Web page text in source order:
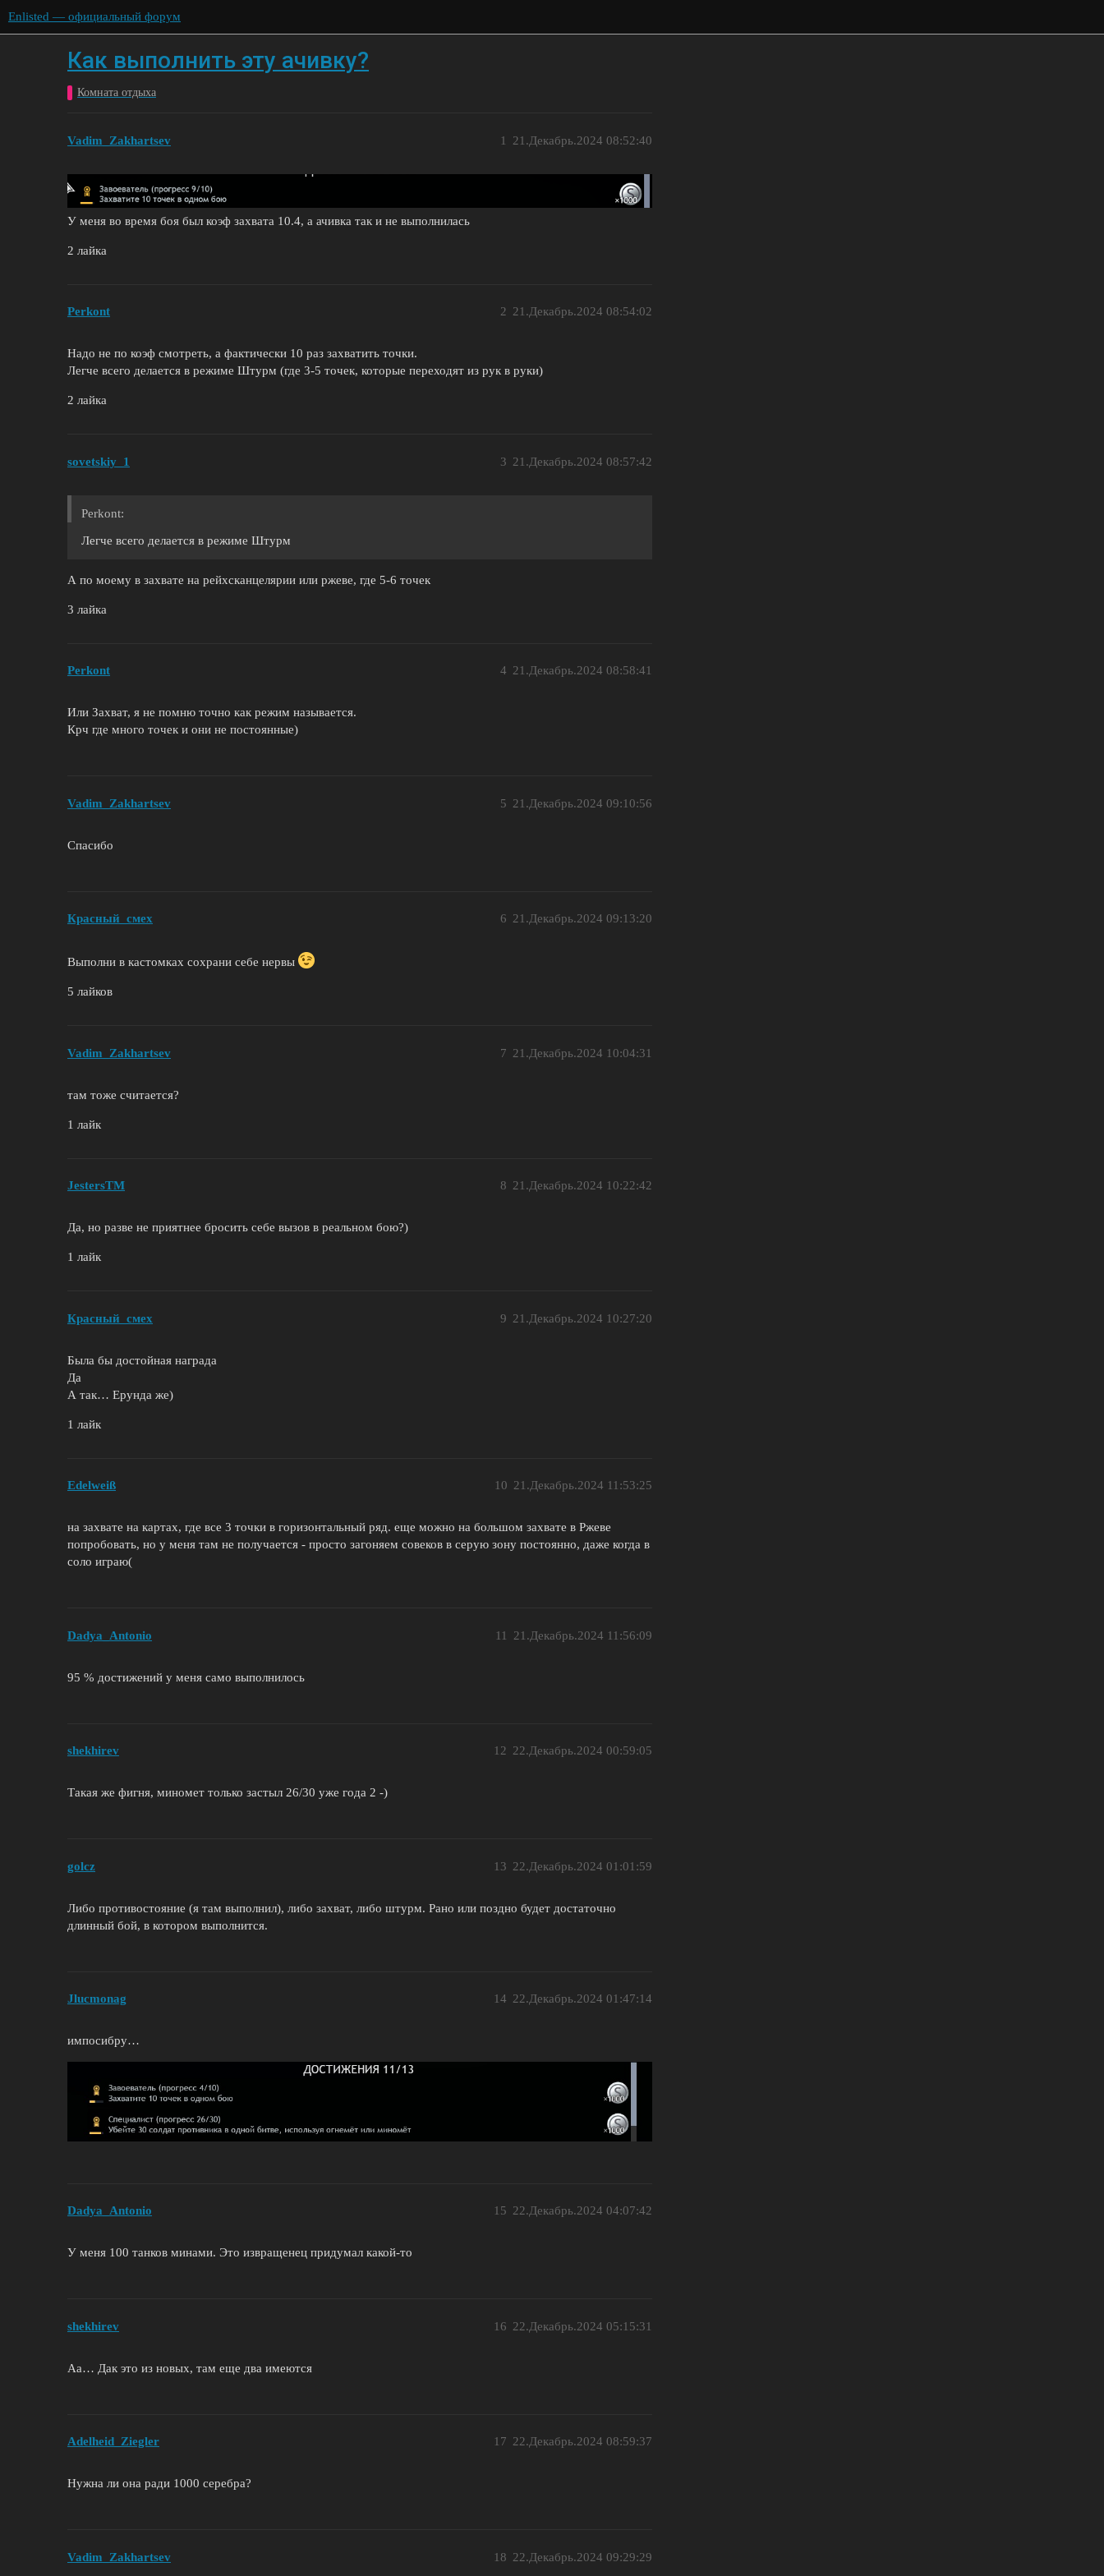
Enlisted — официальный форум
Как выполнить эту ачивку?
Комната отдыха
Vadim_Zakhartsev 21.Декабрь.2024 08:52:40
1
У меня во время боя был коэф захвата 10.4, а ачивка так и не выполнилась
2 лайка
Perkont 21.Декабрь.2024 08:54:02
2
Надо не по коэф смотреть, а фактически 10 раз захватить точки.
Легче всего делается в режиме Штурм (где 3-5 точек, которые переходят из рук в руки)
2 лайка
sovetskiy_1 21.Декабрь.2024 08:57:42
3
Perkont:
Легче всего делается в режиме Штурм
А по моему в захвате на рейхсканцелярии или ржеве, где 5-6 точек
3 лайка
Perkont 21.Декабрь.2024 08:58:41
4
Или Захват, я не помню точно как режим называется.
Крч где много точек и они не постоянные)
Vadim_Zakhartsev 21.Декабрь.2024 09:10:56
5
Спасибо
Красный_смех 21.Декабрь.2024 09:13:20
6
Выполни в кастомках сохрани себе нервы
5 лайков
Vadim_Zakhartsev 21.Декабрь.2024 10:04:31
7
там тоже считается?
1 лайк
JestersTM 21.Декабрь.2024 10:22:42
8
Да, но разве не приятнее бросить себе вызов в реальном бою?)
1 лайк
Красный_смех 21.Декабрь.2024 10:27:20
9
Была бы достойная награда
Да
А так… Ерунда же)
1 лайк
Еdelweiß 21.Декабрь.2024 11:53:25
10
на захвате на картах, где все 3 точки в горизонтальный ряд. еще можно на большом захвате в Ржеве
попробовать, но у меня там не получается - просто загоняем совеков в серую зону постоянно, даже когда в
соло играю(
Dadya_Antonio 21.Декабрь.2024 11:56:09
11
95 % достижений у меня само выполнилось
shekhirev 22.Декабрь.2024 00:59:05
12
Такая же фигня, миномет только застыл 26/30 уже года 2 -)
golcz 22.Декабрь.2024 01:01:59
13
Либо противостояние (я там выполнил), либо захват, либо штурм. Рано или поздно будет достаточно
длинный бой, в котором выполнится.
Jlucmonag 22.Декабрь.2024 01:47:14
14
импосибру…
Dadya_Antonio 22.Декабрь.2024 04:07:42
15
У меня 100 танков минами. Это извращенец придумал какой-то
shekhirev 22.Декабрь.2024 05:15:31
16
Аа… Дак это из новых, там еще два имеются
Adelheid_Ziegler 22.Декабрь.2024 08:59:37
17
Нужна ли она ради 1000 серебра?
Vadim_Zakhartsev 22.Декабрь.2024 09:29:29
18